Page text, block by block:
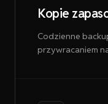
Kopie
Codzienne
przywracaniem